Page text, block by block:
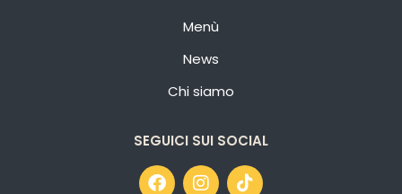
Menù
News
Chi siamo
SEGUICI SUI SOCIAL